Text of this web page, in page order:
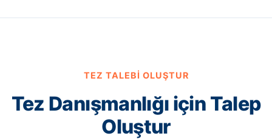
TEZ TALEBI OLUŞTUR
Tez Danışmanlığı için Talep
Oluştur